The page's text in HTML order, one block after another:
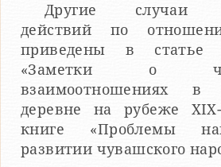
Другие случаи
действий по
приведены в статье
«Заметки о
взаимоотношениях в
деревне на рубеже
книге «Проблемы
развитии чувашского